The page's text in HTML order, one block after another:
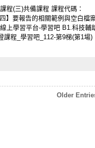
程(三)共備課程 課程代碼：
】要報告的相關範例與空白檔
上學習平台-學習吧 B1.科技輔
課程_學習吧_112-第9梯(第1場)
Older